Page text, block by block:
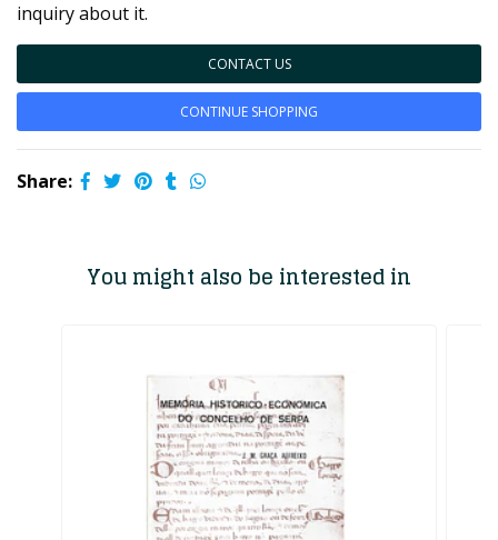
inquiry about it.
CONTACT US
CONTINUE SHOPPING
Share:
You might also be interested in